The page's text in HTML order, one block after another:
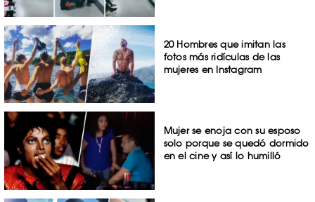
20 Hombres que imitan las
fotos más ridículas de las
mujeres en Instagram
Mujer se enoja con su esposo
solo porque se quedó dormido
en el cine y así lo humilló